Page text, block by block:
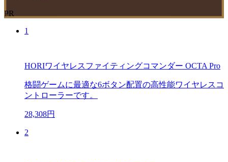
PR
1
HORIワイヤレスファイティングコマンダー OCTA Pro
格闘ゲームに最適な6ボタン配置の高性能ワイヤレスコ
ントローラーです。
28,308円
2